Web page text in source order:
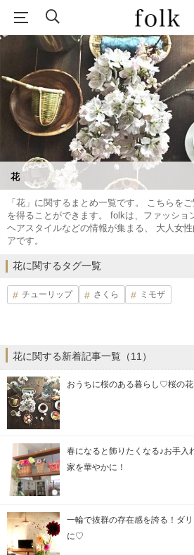
花
「花」に関するまとめ一覧です。 こちらを
を得ることができます。 folkは、ファッショ
ヘアスタイルなどの情報が集まる、 大人女
アです。
花に関するタグ一覧
チューリップ さくら ミモザ
花に関する新着記事一覧（11）
おうちに桜のある暮らし♡桜の
春になると飾りたくなる♪お手入
家を華やかに！
一輪で抜群の存在感を誇る！ダ
に♡